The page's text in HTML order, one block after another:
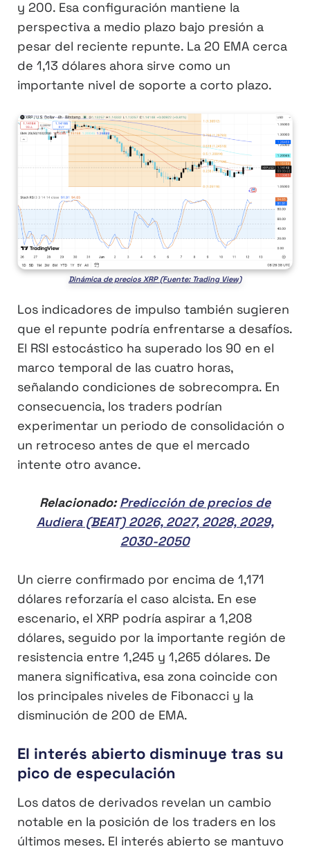
y 200. Esa configuración mantiene la
perspectiva a medio plazo bajo presión a
pesar del reciente repunte. La 20 EMA cerca
de 1,13 dólares ahora sirve como un
importante nivel de soporte a corto plazo.
Dinámica de precios XRP (Fuente: Trading View)
Los indicadores de impulso también sugieren
que el repunte podría enfrentarse a desafíos.
El RSI estocástico ha superado los 90 en el
marco temporal de las cuatro horas,
señalando condiciones de sobrecompra. En
consecuencia, los traders podrían
experimentar un periodo de consolidación o
un retroceso antes de que el mercado
intente otro avance.
Relacionado:Predicción de precios de
Audiera (BEAT) 2026, 2027, 2028, 2029,
2030-2050
Un cierre confirmado por encima de 1,171
dólares reforzaría el caso alcista. En ese
escenario, el XRP podría aspirar a 1,208
dólares, seguido por la importante región de
resistencia entre 1,245 y 1,265 dólares. De
manera significativa, esa zona coincide con
los principales niveles de Fibonacci y la
disminución de 200 de EMA.
El interés abierto disminuye tras su
pico de especulación
Los datos de derivados revelan un cambio
notable en la posición de los traders en los
últimos meses. El interés abierto se mantuvo